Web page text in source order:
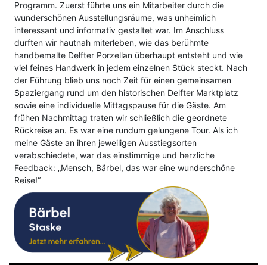
Programm. Zuerst führte uns ein Mitarbeiter durch die
wunderschönen Ausstellungsräume, was unheimlich
interessant und informativ gestaltet war. Im Anschluss
durften wir hautnah miterleben, wie das berühmte
handbemalte Delfter Porzellan überhaupt entsteht und wie
viel feines Handwerk in jedem einzelnen Stück steckt. Nach
der Führung blieb uns noch Zeit für einen gemeinsamen
Spaziergang rund um den historischen Delfter Marktplatz
sowie eine individuelle Mittagspause für die Gäste. Am
frühen Nachmittag traten wir schließlich die geordnete
Rückreise an. Es war eine rundum gelungene Tour. Als ich
meine Gäste an ihren jeweiligen Ausstiegsorten
verabschiedete, war das einstimmige und herzliche
Feedback: „Mensch, Bärbel, das war eine wunderschöne
Reise!“